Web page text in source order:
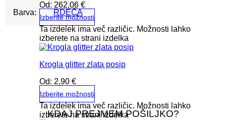
Od: 262,06 €
Izberite možnosti
Ta izdelek ima več različic. Možnosti lahko
izberete na strani izdelka
Krogla glitter zlata posip
Od: 2,90 €
Izberite možnosti
Ta izdelek ima več različic. Možnosti lahko
izberete na strani izdelka
Barva: RDEČA
KDAJ PREJMEM POŠILJKO?